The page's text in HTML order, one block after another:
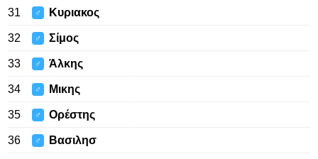
31 ♂ Κυριακος
32 ♂ Σίμος
33 ♂ Άλκης
34 ♂ Μικης
35 ♂ Ορέστης
36 ♂ Βασιλησ